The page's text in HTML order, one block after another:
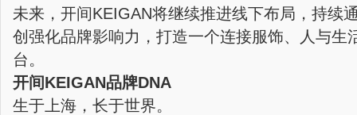
未来，开间KEIGAN将继续推进线下布局，持续
创强化品牌影响力，打造一个连接服饰、人与生
台。
开间KEIGAN品牌DNA
生于上海，长于世界。